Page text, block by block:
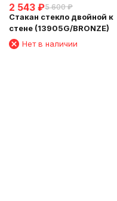
2 543 ₽5 600 ₽
Стакан стекло двойной к
стене (13905G/BRONZE)
Нет в наличии